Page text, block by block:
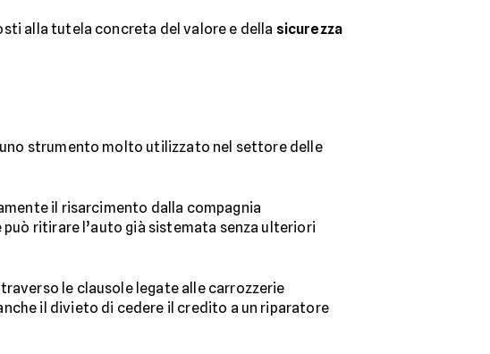
alla tutela concreta del valore e della sicurezza
strumento molto utilizzato nel settore delle
il risarcimento dalla compagnia
ritirare l’auto già sistemata senza ulteriori
le clausole legate alle carrozzerie
il divieto di cedere il credito a un riparatore